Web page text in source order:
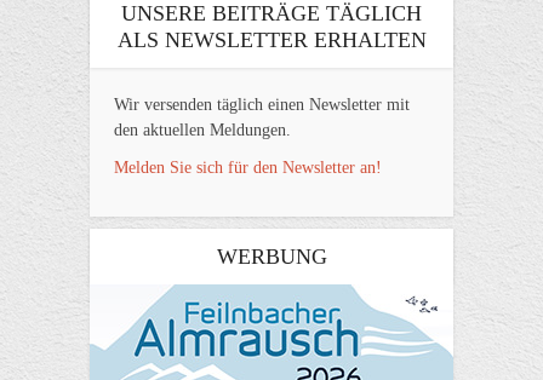
UNSERE BEITRÄGE TÄGLICH
ALS NEWSLETTER ERHALTEN
Wir versenden täglich einen Newsletter mit
den aktuellen Meldungen.
Melden Sie sich für den Newsletter an!
WERBUNG